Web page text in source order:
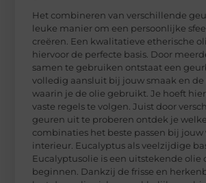
Het combineren van verschillende
leuke manier om een persoonlijke
creëren. Een kwalitatieve etherische
hiervoor de perfecte basis. Door
samen te gebruiken ontstaat een
volledig aansluit bij jouw smaak en
waarin je de olie gebruikt. Je hoeft
vaste regels te volgen. Juist door
geuren uit te proberen ontdek je welke
combinaties het beste passen bij jouw
interieur. Eucalyptus als veelzijdige
Eucalyptusolie is een uitstekende olie
beginnen. Dankzij de frisse en